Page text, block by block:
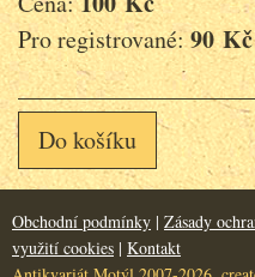
Pro registrované:90 Kč
Do košíku
Obchodní podmínky | Zásady
využití cookies | Kontakt